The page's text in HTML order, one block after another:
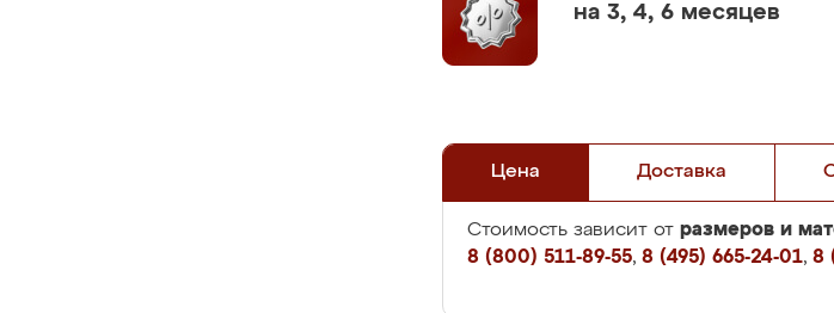
на 3, 4, 6 месяцев
Цена Доставка
Стоимость зависит от размеров и
8 (800) 511-89-55, 8 (495) 665-24-01, 8